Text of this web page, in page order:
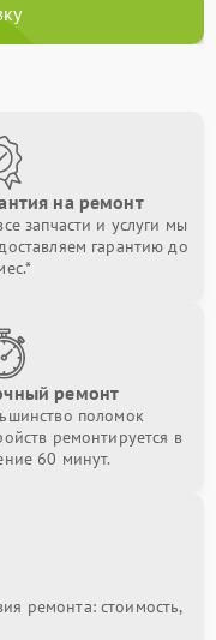
на ремонт
запчасти и услуги мы
гарантию до
ремонт
поломок
ремонтируется в
60 минут.
ремонта: стоимость,